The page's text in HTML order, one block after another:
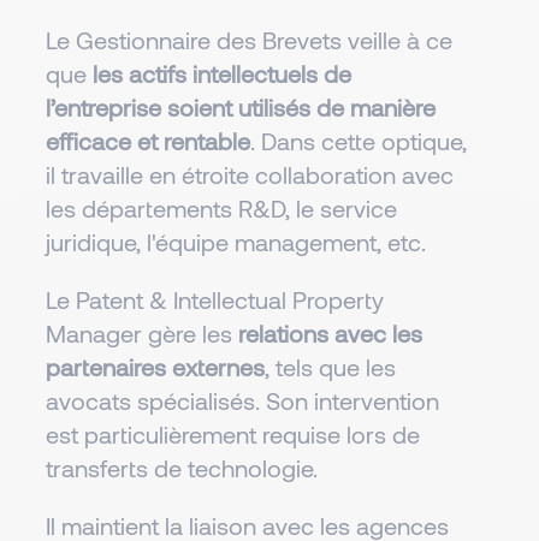
Le Gestionnaire des Brevets veille à ce
que les actifs intellectuels de
l’entreprise soient utilisés de manière
efficace et rentable. Dans cette optique,
il travaille en étroite collaboration avec
les départements R&D, le service
juridique, l'équipe management, etc.
Le Patent & Intellectual Property
Manager gère les relations avec les
partenaires externes, tels que les
avocats spécialisés. Son intervention
est particulièrement requise lors de
transferts de technologie.
Il maintient la liaison avec les agences